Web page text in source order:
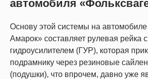
автомобиля
Основу этой системы на
Амарок» составляет рулевая рейка с
гидроусилителем (ГУР), которая
подрамнику через резиновые
(подушки), что впрочем, давно уже